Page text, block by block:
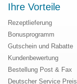
Ihre Vorteile
Rezeptlieferung
Bonusprogramm
Gutschein und Rabatte
Kundenbewertung
Bestellung Post & Fax
Deutscher Service Preis